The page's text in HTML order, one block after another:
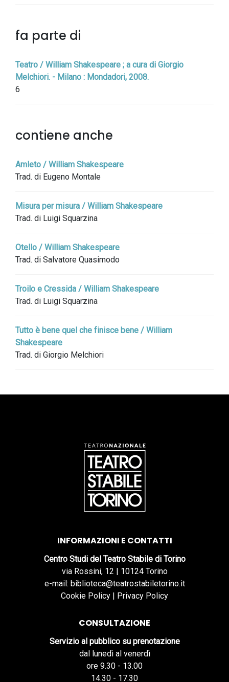
fa parte di
Teatro / William Shakespeare ; a cura di Giorgio
Melchiori. - Milano : Mondadori, 2008.
6
contiene anche
Amleto / William Shakespeare
Trad. di Eugeno Montale
Misura per misura / William Shakespeare
Trad. di Luigi Squarzina
Otello / William Shakespeare
Trad. di Salvatore Quasimodo
Troilo e Cressida / William Shakespeare
Trad. di Luigi Squarzina
Tutto è bene quel che finisce bene / William
Shakespeare
Trad. di Giorgio Melchiori
INFORMAZIONI E CONTATTI
Centro Studi del Teatro Stabile di Torino
via Rossini, 12 | 10124 Torino
e-mail: biblioteca@teatrostabiletorino.it
Cookie Policy | Privacy Policy
CONSULTAZIONE
Servizio al pubblico su prenotazione
dal lunedì al venerdì
ore 9.30 - 13.00
14.30 - 17.30